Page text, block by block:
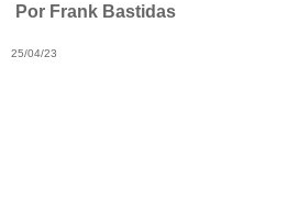
Por Frank Bastidas
25/04/23